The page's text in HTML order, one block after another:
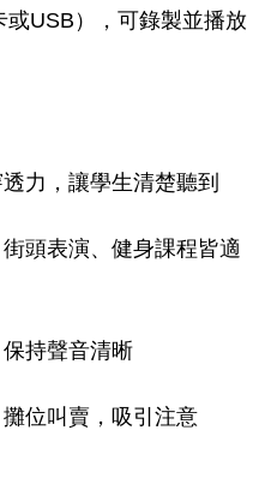
USB），可錄製並播放
力，讓學生清楚聽到
頭表演、健身課程皆適
持聲音清晰
位叫賣，吸引注意